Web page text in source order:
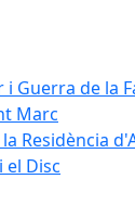
i Guerra de la
Marc
Residència
el Disc